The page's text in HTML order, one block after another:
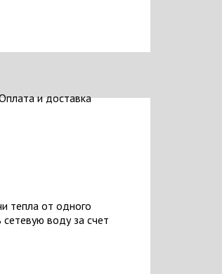
и доставка
тепла от одного
воду за счет